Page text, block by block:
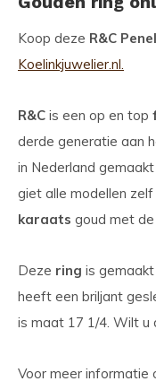
Koop deze R&C
Koelinkjuwelier.nl.
R&C is een op en top
derde generatie aan
in Nederland
giet alle modellen zelf
karaats goud met
Deze ring is
heeft een briljant
is maat 17 1/4. Wilt u
Voor meer informatie